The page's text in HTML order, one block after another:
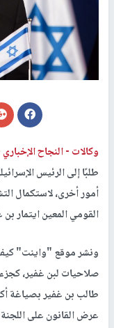
وكالات -النجاح
طلبًا إلى الرئيس
أمور أخرى، لاستكمال
القومي المعين ايتمار
ونشر موقع "واينت"
صلاحيات لبن غفير،
طالب بن غفير بصياغة
عرض القانون على